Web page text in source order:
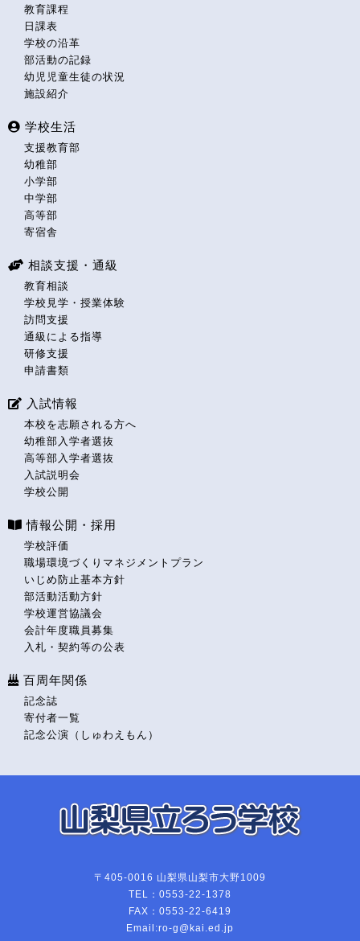
教育課程
日課表
学校の沿革
部活動の記録
幼児児童生徒の状況
施設紹介
学校生活
支援教育部
幼稚部
小学部
中学部
高等部
寄宿舎
相談支援・通級
教育相談
学校見学・授業体験
訪問支援
通級による指導
研修支援
申請書類
入試情報
本校を志願される方へ
幼稚部入学者選抜
高等部入学者選抜
入試説明会
学校公開
情報公開・採用
学校評価
職場環境づくりマネジメントプラン
いじめ防止基本方針
部活動活動方針
学校運営協議会
会計年度職員募集
入札・契約等の公表
百周年関係
記念誌
寄付者一覧
記念公演（しゅわえもん）
〒405-0016 山梨県山梨市大野1009
TEL：0553-22-1378
FAX：0553-22-6419
Email:ro-g@kai.ed.jp